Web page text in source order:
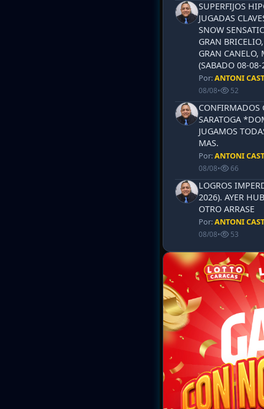
SUPERFIJOS
JUGADAS
SNOW
GRAN
GRAN CANELO,
(SABADO 08-
Por:ANTONI
08/08• 52
CONFIRMADOS
SARATOGA
JUGAMOS
MAS.
Por:ANTONI
08/08• 66
LOGROS
2026). AYER
OTRO ARRASE
Por:ANTONI
08/08• 53